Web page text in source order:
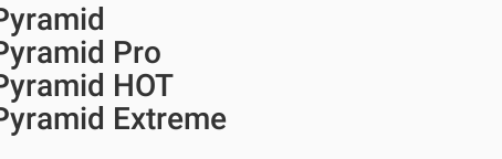
Pro
HOT
Extreme